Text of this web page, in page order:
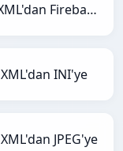
XML'dan Firebase'ye
XML'dan INI'ye
XML'dan JPEG'ye